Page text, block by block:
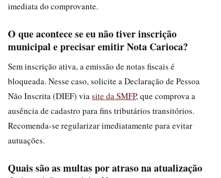
imediata do comprovante.
O que acontece se eu não tiver inscrição
municipal e precisar emitir Nota Carioca?
Sem inscrição ativa, a emissão de notas fiscais é
bloqueada. Nesse caso, solicite a Declaração de Pessoa
Não Inscrita (DIEF) viasite da SMFP, que comprova a
ausência de cadastro para fins tributários transitórios.
Recomenda-se regularizar imediatamente para evitar
autuações.
Quais são as multas por atraso na atualização